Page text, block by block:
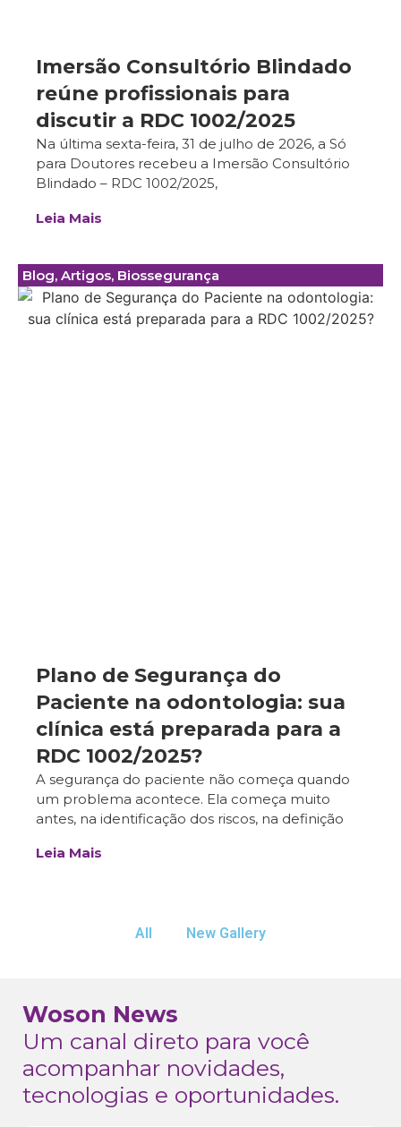
Imersão Consultório Blindado
reúne profissionais para
discutir a RDC 1002/2025
Na última sexta-feira, 31 de julho de 2026, a Só
para Doutores recebeu a Imersão Consultório
Blindado – RDC 1002/2025,
Leia Mais
Blog, Artigos, Biossegurança
Plano de Segurança do
Paciente na odontologia: sua
clínica está preparada para a
RDC 1002/2025?
A segurança do paciente não começa quando
um problema acontece. Ela começa muito
antes, na identificação dos riscos, na definição
Leia Mais
All New Gallery
Woson News
Um canal direto para você
acompanhar novidades,
tecnologias e oportunidades.